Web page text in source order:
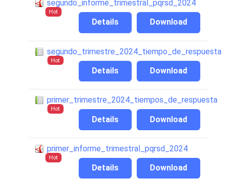
segundo_informe_trimestral_pqrsd_2024
Hot
Download
Details
segundo_trimestre_2024_tiempo_de_respuesta
Hot
Download
Details
primer_trimestre_2024_tiempos_de_respuesta
Hot
Download
Details
primer_informe_trimestral_pqrsd_2024
Hot
Download
Details